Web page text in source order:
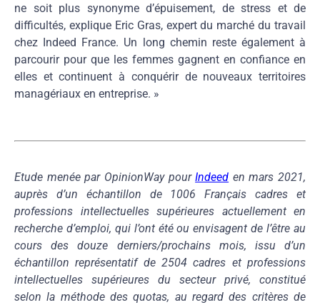
ne soit plus synonyme d’épuisement, de stress et de
difficultés, explique Eric Gras, expert du marché du travail
chez Indeed France. Un long chemin reste également à
parcourir pour que les femmes gagnent en confiance en
elles et continuent à conquérir de nouveaux territoires
managériaux en entreprise. »
Etude menée par OpinionWay pourIndeed en mars 2021,
auprès d’un échantillon de 1006 Français cadres et
professions intellectuelles supérieures actuellement en
recherche d’emploi, qui l’ont été ou envisagent de l’être au
cours des douze derniers/prochains mois, issu d’un
échantillon représentatif de 2504 cadres et professions
intellectuelles supérieures du secteur privé, constitué
selon la méthode des quotas, au regard des critères de